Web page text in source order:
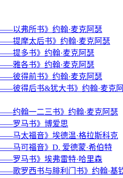
以弗所书》约翰·麦克阿瑟
提摩太后书》约翰·麦克阿瑟
提多书》约翰·麦克阿瑟
雅各书》约翰·麦克阿瑟
彼得前书》约翰·麦克阿瑟
彼得后书&犹大书》约翰·麦克
约翰一二三书》约翰·麦克阿瑟
罗马书》博爱思
马太福音》埃德温·格拉斯科克
马可福音》D. 爱德蒙·希伯特
罗马书》埃弗雷特·哈里森
歌罗西书与腓利门书》约翰·基